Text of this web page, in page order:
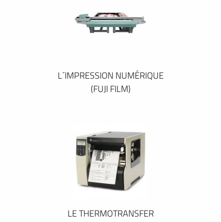
L´IMPRESSION NUMÉRIQUE
(FUJI FILM)
LE THERMOTRANSFER